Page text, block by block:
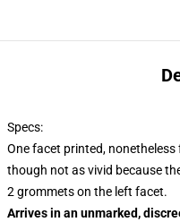
Specs:
One facet printed,
though not as vivid because
2 grommets on the left facet.
Arrives in an unmarked,